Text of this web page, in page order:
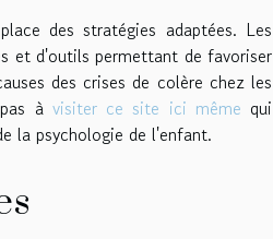
des stratégies adaptées. Les
et d'outils permettant de favoriser
des crises de colère chez les
à visiter ce site ici même qui
la psychologie de l'enfant.